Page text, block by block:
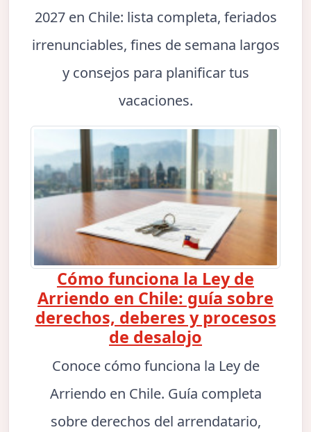
2027 en Chile: lista completa, feriados
irrenunciables, fines de semana largos
y consejos para planificar tus
vacaciones.
Cómo funciona la Ley de
Arriendo en Chile: guía sobre
derechos, deberes y procesos
de desalojo
Conoce cómo funciona la Ley de
Arriendo en Chile. Guía completa
sobre derechos del arrendatario,